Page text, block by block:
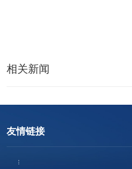
相关新闻
友情链接